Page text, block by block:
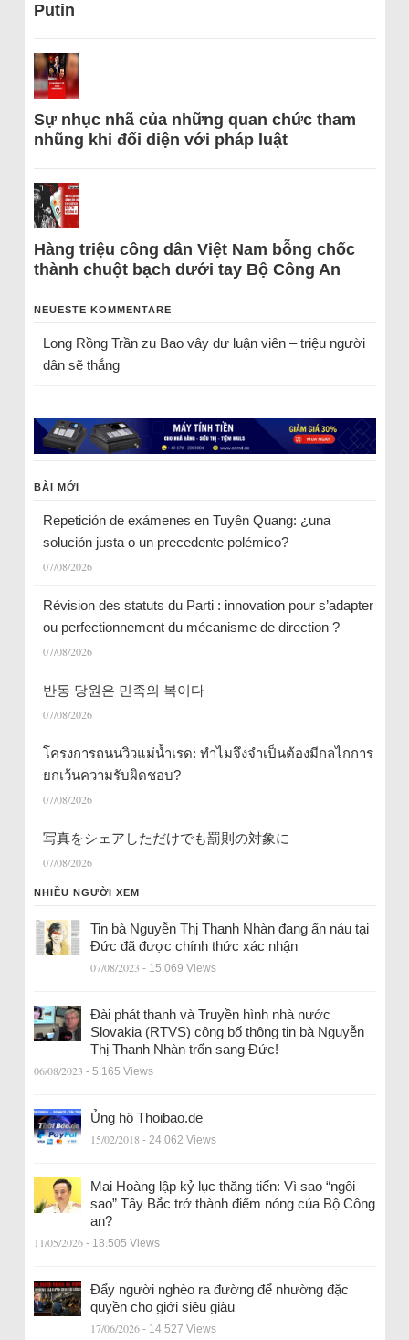
Putin
Sự nhục nhã của những quan chức tham
nhũng khi đối diện với pháp luật
Hàng triệu công dân Việt Nam bỗng chốc
thành chuột bạch dưới tay Bộ Công An
NEUESTE KOMMENTARE
Long Rồng Trầnzu Bao vây dư luận viên – triệu người
dân sẽ thắng
BÀI MỚI
Repetición de exámenes en Tuyên Quang: ¿una
solución justa o un precedente polémico?
07/08/2026
Révision des statuts du Parti : innovation pour s’adapter
ou perfectionnement du mécanisme de direction ?
07/08/2026
반동 당원은 민족의 복이다
07/08/2026
โครงการถนนวิวแม่น้ำเรด: ทำไมจึงจำเป็นต้องมีกลไกการ
ยกเว้นความรับผิดชอบ?
07/08/2026
写真をシェアしただけでも罰則の対象に
07/08/2026
NHIỀU NGƯỜI XEM
Tin bà Nguyễn Thị Thanh Nhàn đang ẩn náu tại
Đức đã được chính thức xác nhận
07/08/2023 - 15.069 Views
Đài phát thanh và Truyền hình nhà nước
Slovakia (RTVS) công bố thông tin bà Nguyễn
Thị Thanh Nhàn trốn sang Đức!
06/08/2023 - 5.165 Views
Ủng hộ Thoibao.de
15/02/2018 - 24.062 Views
Mai Hoàng lập kỷ lục thăng tiến: Vì sao “ngôi
sao” Tây Bắc trở thành điểm nóng của Bộ Công
an?
11/05/2026 - 18.505 Views
Đẩy người nghèo ra đường để nhường đặc
quyền cho giới siêu giàu
17/06/2026 - 14.527 Views